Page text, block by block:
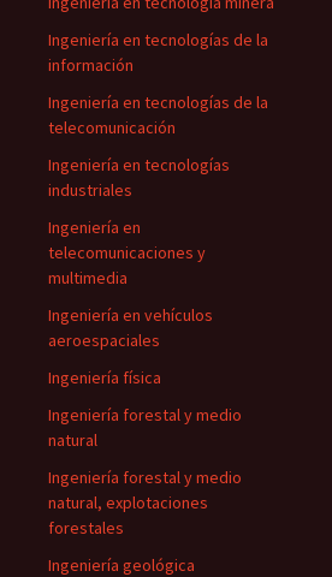
Ingeniería en tecnologías de la
información
Ingeniería en tecnologías de la
telecomunicación
Ingeniería en tecnologías
industriales
Ingeniería en
telecomunicaciones y
multimedia
Ingeniería en vehículos
aeroespaciales
Ingeniería física
Ingeniería forestal y medio
natural
Ingeniería forestal y medio
natural, explotaciones
forestales
Ingeniería geológica